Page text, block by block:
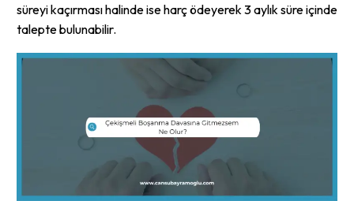
süreyi kaçırması halinde ise harç ödeyerek 3 aylık süre içinde
talepte bulunabilir.